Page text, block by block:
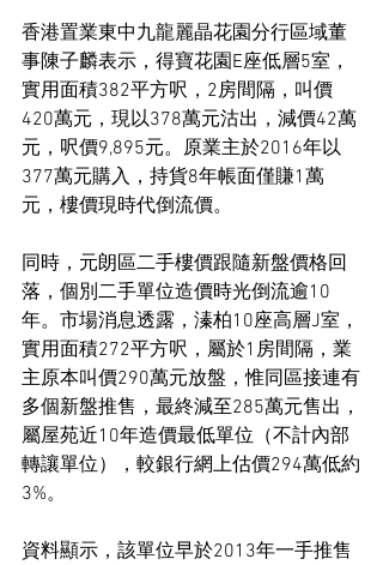
香港置業東中九龍麗晶花園分行區域董
事陳子麟表示，得寶花園E座低層5室，
實用面積382平方呎，2房間隔，叫價
420萬元，現以378萬元沽出，減價42萬
元，呎價9,895元。原業主於2016年以
377萬元購入，持貨8年帳面僅賺1萬
元，樓價現時代倒流價。
同時，元朗區二手樓價跟隨新盤價格回
落，個別二手單位造價時光倒流逾10
年。市場消息透露，溱柏10座高層J室，
實用面積272平方呎，屬於1房間隔，業
主原本叫價290萬元放盤，惟同區接連有
多個新盤推售，最終減至285萬元售出，
屬屋苑近10年造價最低單位（不計內部
轉讓單位），較銀行網上估價294萬低約
3%。
資料顯示，該單位早於2013年一手推售